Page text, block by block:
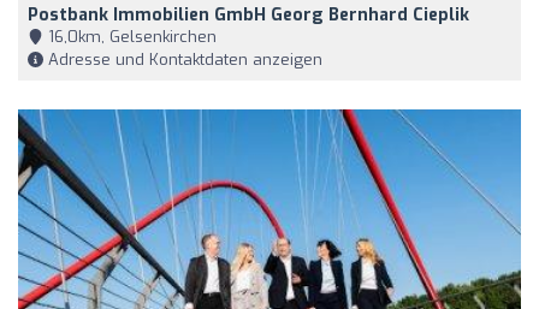
Postbank Immobilien GmbH Georg Bernhard Cieplik
16,0km, Gelsenkirchen
Adresse und Kontaktdaten anzeigen